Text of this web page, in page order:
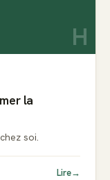
H
la
soi.
Lire→